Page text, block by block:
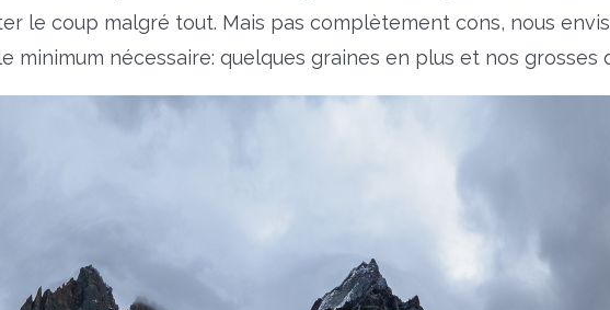
le coup malgré tout. Mais pas complètement cons, nous
minimum nécessaire: quelques graines en plus et nos grosses